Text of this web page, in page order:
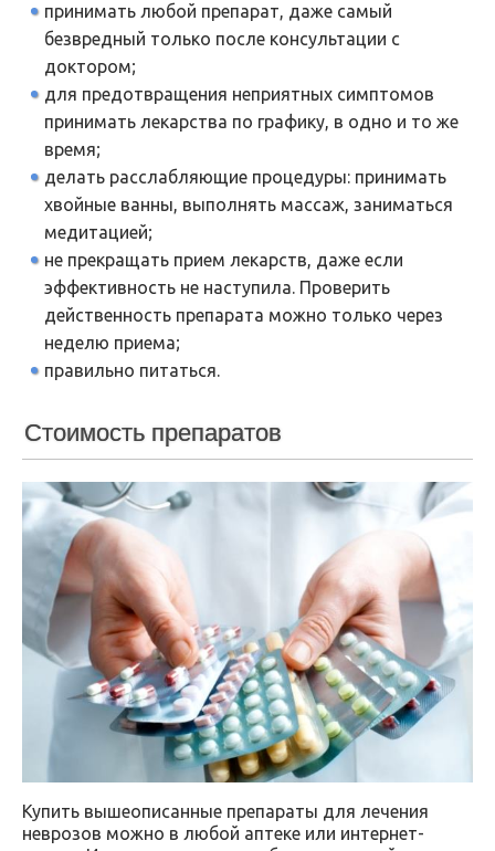
принимать любой препарат, даже самый
безвредный только после консультации с
доктором;
для предотвращения неприятных симптомов
принимать лекарства по графику, в одно и то же
время;
делать расслабляющие процедуры: принимать
хвойные ванны, выполнять массаж, заниматься
медитацией;
не прекращать прием лекарств, даже если
эффективность не наступила. Проверить
действенность препарата можно только через
неделю приема;
правильно питаться.
Стоимость препаратов
Купить вышеописанные препараты для лечения
неврозов можно в любой аптеке или интернет-